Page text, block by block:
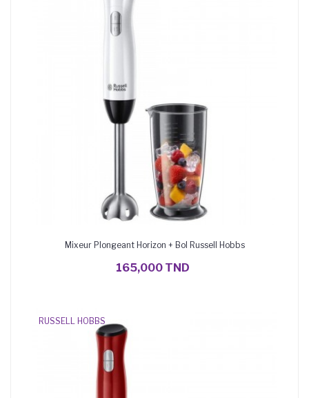
Mixeur Plongeant Horizon + Bol Russell Hobbs
165,000 TND
RUSSELL HOBBS